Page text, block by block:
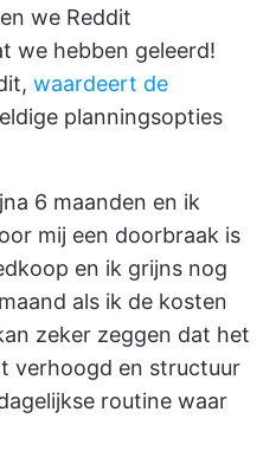
we Reddit
we hebben geleerd!
waardeert de
planningsopties
6 maanden en ik
mij een doorbraak is
en ik grijns nog
als ik de kosten
zeker zeggen dat het
verhoogd en structuur
routine waar